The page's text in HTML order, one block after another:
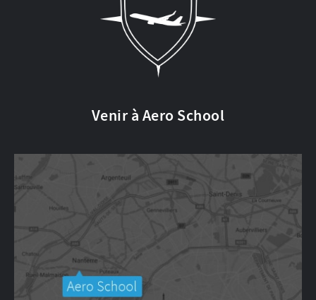
Venir à Aero School